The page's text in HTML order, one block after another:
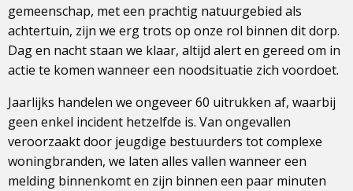
gemeenschap, met een prachtig natuurgebied als
achtertuin, zijn we erg trots op onze rol binnen dit dorp.
Dag en nacht staan we klaar, altijd alert en gereed om in
actie te komen wanneer een noodsituatie zich voordoet.
Jaarlijks handelen we ongeveer 60 uitrukken af, waarbij
geen enkel incident hetzelfde is. Van ongevallen
veroorzaakt door jeugdige bestuurders tot complexe
woningbranden, we laten alles vallen wanneer een
melding binnenkomt en zijn binnen een paar minuten